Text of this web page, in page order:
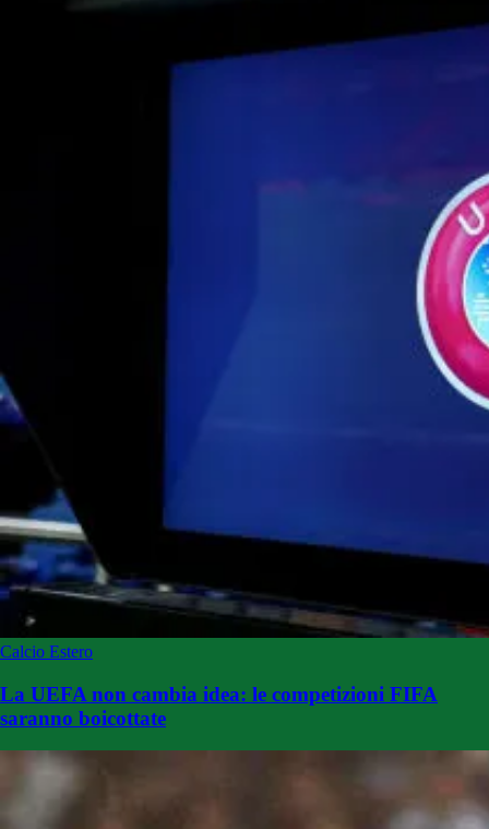
Calcio Estero
La UEFA non cambia idea: le competizioni FIFA
saranno boicottate